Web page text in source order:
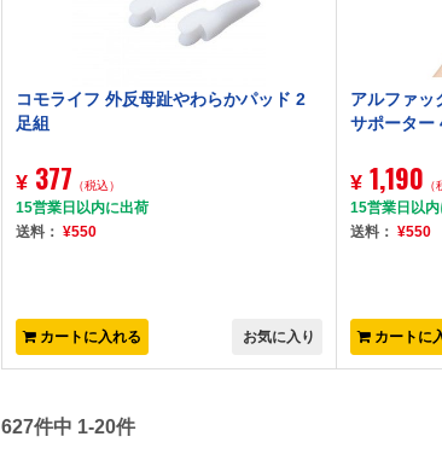
コモライフ 外反母趾やわらかパッド 2
足組
¥ 377 （税込）
15営業日以内に出荷
送料：¥550
カートに入れる お気に入り
アルファッ
サポーター
¥1,190 （
15営業日以
送料： ¥550
カートに
627件中 1-20件